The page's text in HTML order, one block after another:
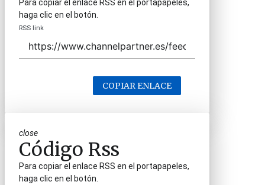
Para copiar el enlace RSS en el portapapeles,
haga clic en el botón.
RSS link
COPIAR ENLACE
close
Código Rss
Para copiar el enlace RSS en el portapapeles,
haga clic en el botón.